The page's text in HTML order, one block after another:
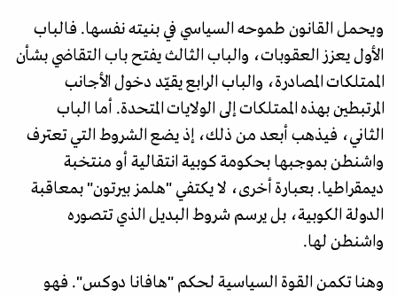
ويحمل القانون طموحه السياسي في بنيته نفسها. فالباب
الأول يعزز العقوبات، والباب الثالث يفتح باب التقاضي بشأن
الممتلكات المصادرة، والباب الرابع يقيّد دخول الأجانب
المرتبطين بهذه الممتلكات إلى الولايات المتحدة. أما الباب
الثاني، فيذهب أبعد من ذلك، إذ يضع الشروط التي تعترف
واشنطن بموجبها بحكومة كوبية انتقالية أو منتخبة
ديمقراطيا. بعبارة أخرى، لا يكتفي "هلمز بيرتون" بمعاقبة
الدولة الكوبية، بل يرسم شروط البديل الذي تتصوره
واشنطن لها.
وهنا تكمن القوة السياسية لحكم "هافانا دوكس". فهو